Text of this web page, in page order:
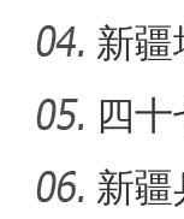
新疆
四
新